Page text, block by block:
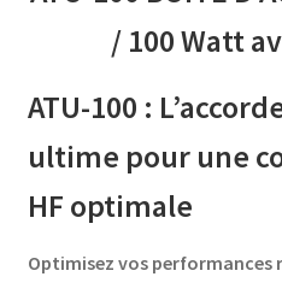
/ 100 Watt
ATU-100 :
ultime pour une
HF optimale
Optimisez vos performances